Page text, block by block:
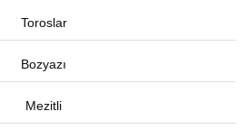
Toroslar
Bozyazı
Mezitli